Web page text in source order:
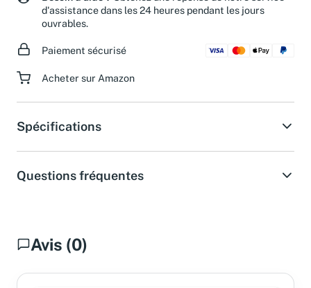
Besoin d'aide ?Obtenez une réponse de notre service
d'assistance dans les 24 heures pendant les jours
Spécifications
Questions fréquentes
Avis (0)